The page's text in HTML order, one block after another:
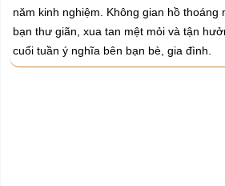
năm kinh nghiệm. Không gian hồ thoáng
bạn thư giãn, xua tan mệt mỏi và tận
cuối tuần ý nghĩa bên bạn bè, gia đình.